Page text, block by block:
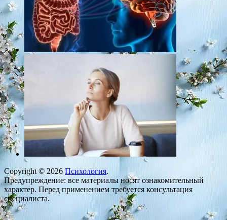
Copyright © 2026 Психология.
Предупреждение: все материалы носят ознакомительный
характер. Перед применением требуется консультация
специалиста.